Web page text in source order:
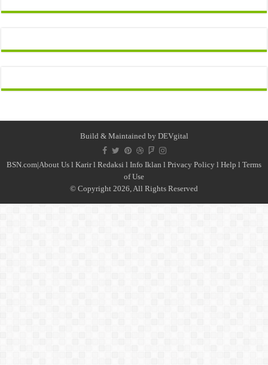
Build & Maintained by DEVgital
BSN.com|About Us l Karirl Redaksi l Info Iklan l Privacy Policy l Help l Terms
of Use
© Copyright 2026, All Rights Reserved